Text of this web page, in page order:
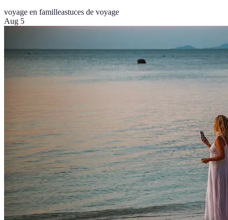
voyage en familleastuces de voyage
Aug 5